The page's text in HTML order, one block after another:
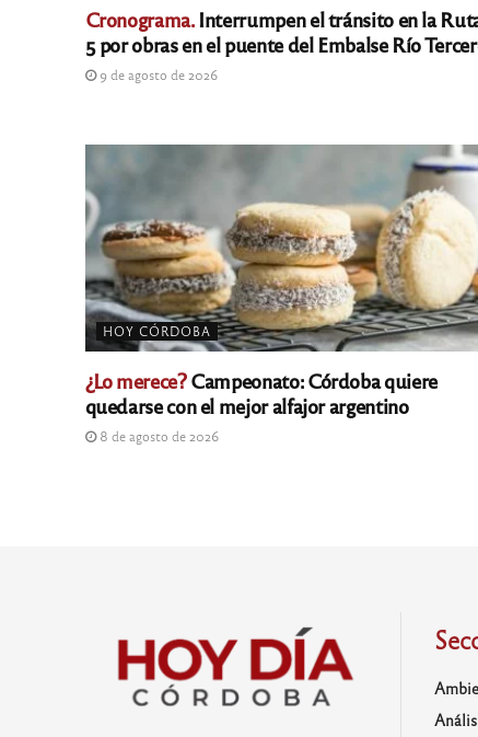
Cronograma.Interrumpen el tránsito en la
5 por obras en el puente del Embalse Río
9 de agosto de 2026
HOY CÓRDOBA
¿Lo merece?Campeonato: Córdoba quiere
quedarse con el mejor alfajor argentino
8 de agosto de 2026